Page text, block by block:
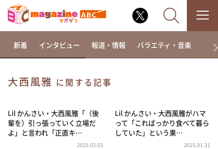
相席食堂
これ余談なんですけど・・・
～人生密着トークバラエティ！～ やすとものいたっ
新着 インタビュー 報道・情報 バラエティ・音楽 ド
大西風雅 に関する記事
Lil かんさい・大西風雅「（後
輩を）引っ張っていく立場だ
よ」と言われ「正直キ…
2025.02.03
Lil かんさい・大西風雅がハマ
って「こればっかり食べて暮ら
していた」という果…
2025.01.31